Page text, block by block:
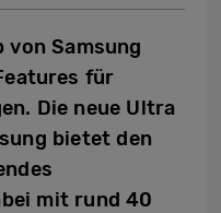
von Samsung
für
Die neue Ultra
bietet den
mit rund 40